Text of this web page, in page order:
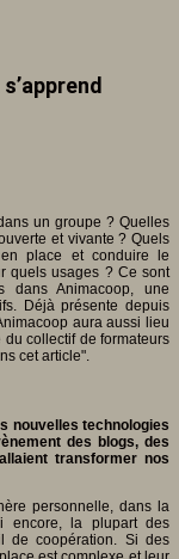
un groupe ? Quelles
et vivante ? Quels
place et conduire le
quels usages ? Ce sont
dans Animacoop, une
Déjà présente depuis
aura aussi lieu
collectif de formateurs
cet article".
nouvelles technologies
des blogs, des
transformer nos
personnelle, dans la
encore, la plupart des
de coopération. Si des